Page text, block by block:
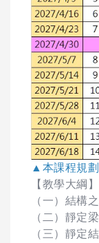
▲本課程規
【教學大綱】
（一）結構
（二）靜定
（三）靜定